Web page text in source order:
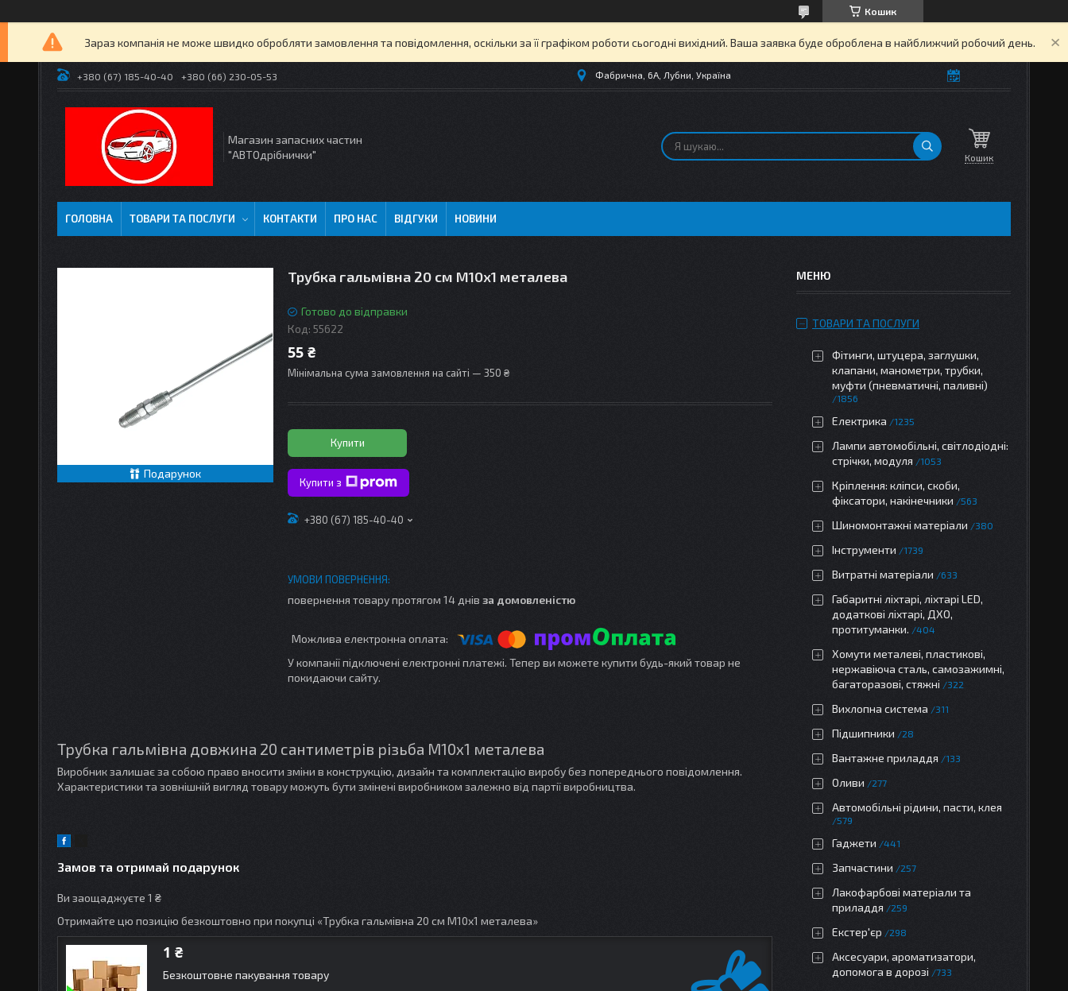
Кошик
Зараз компанія не може швидко обробляти замовлення та повідомлення, оскільки за її графіком роботи сьогодні вихідний. Ваша заявка буде оброблена в найближчий робочий день.
+380 (67) 185-40-40 +380 (66) 230-05-53 Фабрична, 6А, Лубни, Україна
Магазин запасних частин
"АВТОдрібнички"
Кошик
ГОЛОВНА ТОВАРИ ТА ПОСЛУГИ КОНТАКТИ ПРО НАС ВІДГУКИ НОВИНИ
Подарунок
Трубка гальмівна 20 см M10х1 металева
Готово до відправки
Код: 55622
55 ₴
Мінімальна сума замовлення на сайті — 350 ₴
Купити
Купити з
+380 (67) 185-40-40
повернення товару протягом 14 днів за домовленістю
У компанії підключені електронні платежі. Тепер ви можете купити будь-який товар не
покидаючи сайту.
Трубка гальмівна довжина 20 сантиметрів різьба M10х1 металева
Виробник залишає за собою право вносити зміни в конструкцію, дизайн та комплектацію виробу без попереднього повідомлення.
Характеристики та зовнішній вигляд товару можуть бути змінені виробником залежно від партії виробництва.
Замов та отримай подарунок
Ви заощаджуєте 1 ₴
Отримайте цю позицію безкоштовно при покупці «Трубка гальмівна 20 см M10х1 металева»
1 ₴
Безкоштовне пакування товару
ТОВАРИ ТА ПОСЛУГИ
Фітинги, штуцера, заглушки,
клапани, манометри, трубки,
муфти (пневматичні, паливні)
1856
Електрика 1235
Лампи автомобільні, світлодіодні:
стрічки, модуля
1053
Кріплення: кліпси, скоби,
фіксатори, накінечники
563
Шиномонтажні матеріали 380
Інструменти 1739
Витратні матеріали 633
Габаритні ліхтарі, ліхтарі LED,
додаткові ліхтарі, ДХО,
протитуманки.
404
Хомути металеві, пластикові,
нержавіюча сталь, самозажимні,
багаторазові, стяжні
322
Вихлопна система 311
Підшипники 28
Вантажне приладдя 133
Оливи 277
Автомобільні рідини, пасти, клея
579
Гаджети 441
Запчастини 257
Лакофарбові матеріали та
приладдя
259
Екстер'єр 298
Аксесуари, ароматизатори,
допомога в дорозі
733